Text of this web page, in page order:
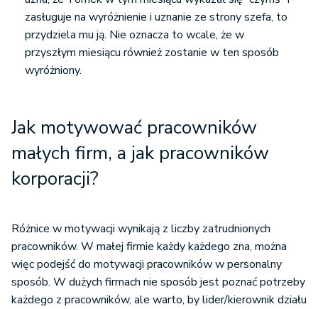
zasługuje na wyróżnienie i uznanie ze strony szefa, to
przydziela mu ją. Nie oznacza to wcale, że w
przyszłym miesiącu również zostanie w ten sposób
wyróżniony.
Jak motywować pracowników
małych firm, a jak pracowników
korporacji?
Różnice w motywacji wynikają z liczby zatrudnionych
pracowników. W małej firmie każdy każdego zna, można
więc podejść do motywacji pracowników w personalny
sposób. W dużych firmach nie sposób jest poznać potrzeby
każdego z pracowników, ale warto, by lider/kierownik działu